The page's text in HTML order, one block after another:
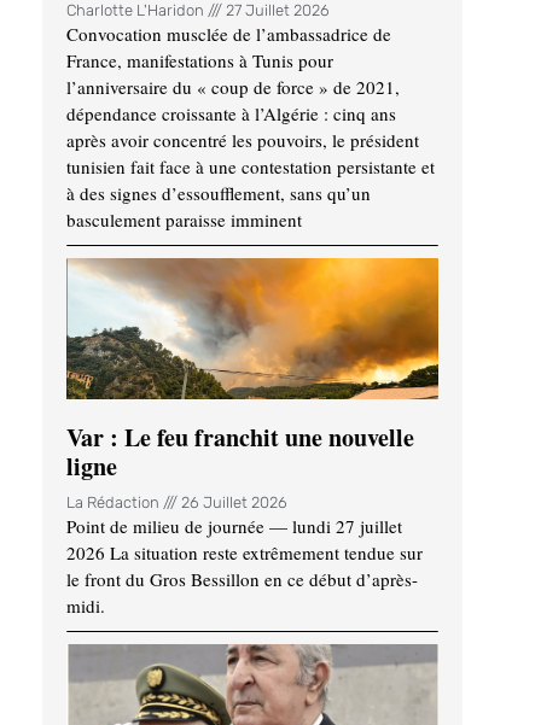
Charlotte L'Haridon 27 Juillet 2026
Convocation musclée de l’ambassadrice de
France, manifestations à Tunis pour
l’anniversaire du « coup de force » de 2021,
dépendance croissante à l’Algérie : cinq ans
après avoir concentré les pouvoirs, le président
tunisien fait face à une contestation persistante et
à des signes d’essoufflement, sans qu’un
basculement paraisse imminent
Var : Le feu franchit une nouvelle
ligne
La Rédaction 26 Juillet 2026
Point de milieu de journée — lundi 27 juillet
2026 La situation reste extrêmement tendue sur
le front du Gros Bessillon en ce début d’après-
midi.